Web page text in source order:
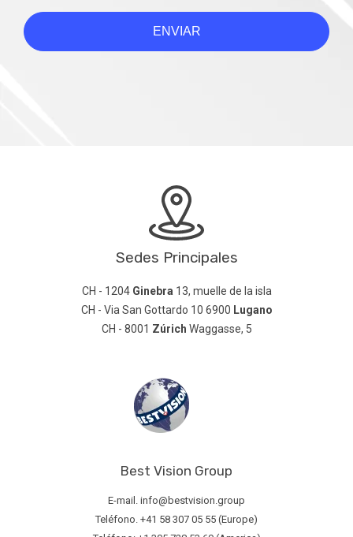
ENVIAR
Sedes Principales
CH - 1204 Ginebra 13, muelle de la isla
CH - Via San Gottardo 10 6900 Lugano
CH - 8001 Zúrich Waggasse, 5
Best Vision Group
E-mail. info@bestvision.group
Teléfono. +41 58 307 05 55 (Europe)